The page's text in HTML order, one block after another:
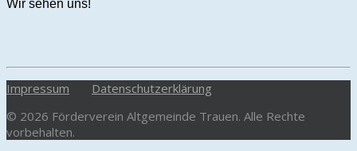
Wir sehen uns!
Impressum
Datenschutzerklärung
© 2026 Förderverein Altgemeinde Trauen. Alle Rechte
vorbehalten.